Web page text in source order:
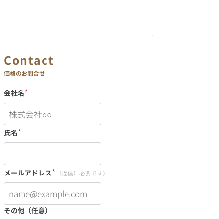
価格のお問合せ
会社名*
氏名*
メールアドレス* （返信に必要です）
その他（任意）